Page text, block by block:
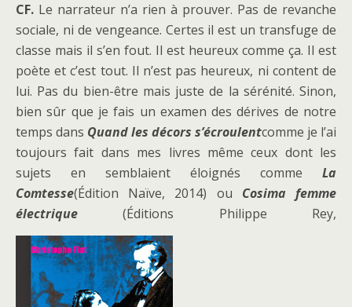
CF. Le narrateur n’a rien à prouver. Pas de revanche
sociale, ni de vengeance. Certes il est un transfuge de
classe mais il s’en fout. Il est heureux comme ça. Il est
poète et c’est tout. Il n’est pas heureux, ni content de
lui. Pas du bien-être mais juste de la sérénité. Sinon,
bien sûr que je fais un examen des dérives de notre
temps dans Quand les décors s’écroulentcomme je l’ai
toujours fait dans mes livres même ceux dont les
sujets en semblaient éloignés comme La
Comtesse(Édition Naïve, 2014) ou Cosima femme
électrique (Éditions Philippe Rey,